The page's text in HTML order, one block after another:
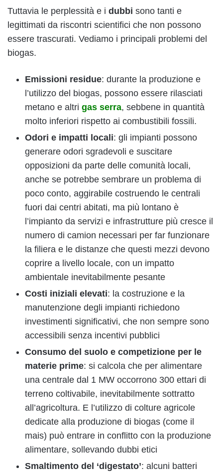
Tuttavia le perplessità e i dubbi sono tanti e
legittimati da riscontri scientifici che non possono
essere trascurati. Vediamo i principali problemi del
biogas.
Emissioni residue: durante la produzione e
l’utilizzo del biogas, possono essere rilasciati
metano e altri gas serra, sebbene in quantità
molto inferiori rispetto ai combustibili fossili.
Odori e impatti locali: gli impianti possono
generare odori sgradevoli e suscitare
opposizioni da parte delle comunità locali,
anche se potrebbe sembrare un problema di
poco conto, aggirabile costruendo le centrali
fuori dai centri abitati, ma più lontano è
l’impianto da servizi e infrastrutture più cresce il
numero di camion necessari per far funzionare
la filiera e le distanze che questi mezzi devono
coprire a livello locale, con un impatto
ambientale inevitabilmente pesante
Costi iniziali elevati: la costruzione e la
manutenzione degli impianti richiedono
investimenti significativi, che non sempre sono
accessibili senza incentivi pubblici
Consumo del suolo e competizione per le
materie prime: si calcola che per alimentare
una centrale dal 1 MW occorrono 300 ettari di
terreno coltivabile, inevitabilmente sottratto
all’agricoltura. E l’utilizzo di colture agricole
dedicate alla produzione di biogas (come il
mais) può entrare in conflitto con la produzione
alimentare, sollevando dubbi etici
Smaltimento del ‘digestato’: alcuni batteri